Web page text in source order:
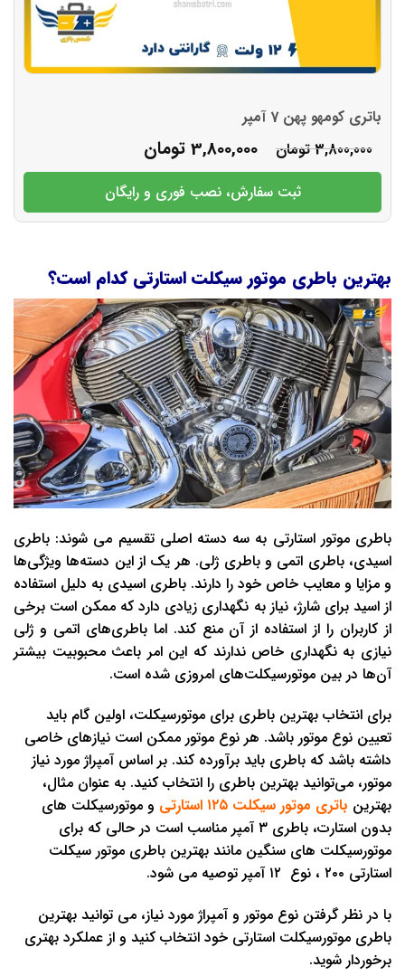
باتری کومهو پهن 7 آمپر
3,800,000 تومان 3,800,000 تومان
ثبت سفارش، نصب فوری و رایگان
بهترین باطری موتور سیکلت استارتی کدام است؟
باطری موتور استارتی به سه دسته اصلی تقسیم می ‌شوند: باطری
اسیدی، باطری اتمی و باطری ژلی. هر یک از این دسته‌ها ویژگی‌ها
و مزایا و معایب خاص خود را دارند. باطری اسیدی به دلیل استفاده
از اسید برای شارژ، نیاز به نگهداری زیادی دارد که ممکن است برخی
از کاربران را از استفاده از آن منع کند. اما باطری‌های اتمی و ژلی
نیازی به نگهداری خاص ندارند که این امر باعث محبوبیت بیشتر
آن‌ها در بین موتورسیکلت‌های امروزی شده است.
برای انتخاب بهترین باطری برای موتورسیکلت، اولین گام باید
تعیین نوع موتور باشد. هر نوع موتور ممکن است نیازهای خاصی
داشته باشد که باطری باید برآورده کند. بر اساس آمپراژ مورد نیاز
موتور، می‌توانید بهترین باطری را انتخاب کنید. به عنوان مثال،
بهترین باتری موتور سیکلت ۱۲۵ استارتی
و موتورسیکلت‌ های
بدون استارت، باطری ۳ آمپر مناسب است در حالی که برای
موتورسیکلت‌ های سنگین مانند بهترین باطری موتور سیکلت
استارتی ۲۰۰ ، نوع ۱۲ آمپر توصیه می ‌شود.
با در نظر گرفتن نوع موتور و آمپراژ مورد نیاز، می ‌توانید بهترین
باطری موتورسیکلت استارتی خود انتخاب کنید و از عملکرد بهتری
برخوردار شوید.